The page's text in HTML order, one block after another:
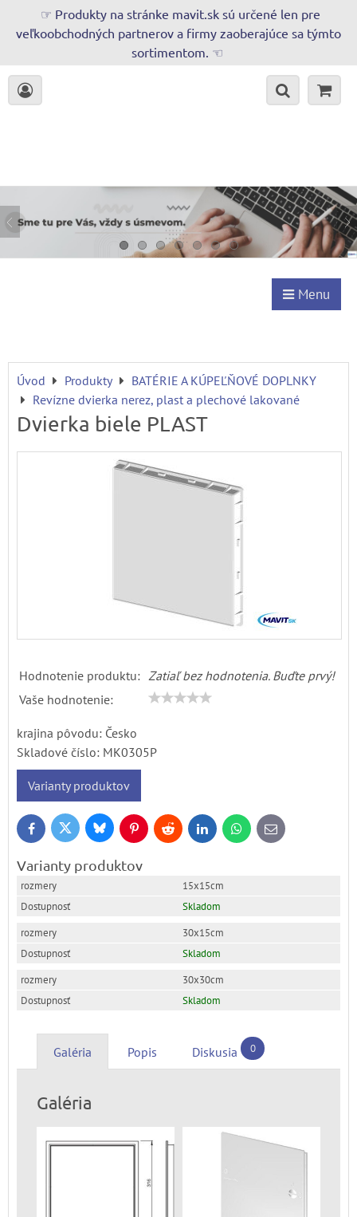
☞ Produkty na stránke mavit.sk sú určené len pre
veľkoobchodných partnerov a firmy zaoberajúce sa týmto
sortimentom. ☜
Menu
Úvod Produkty
BATÉRIE A KÚPEĽŇOVÉ DOPLNKY
Revízne dvierka nerez, plast a plechové lakované
Dvierka biele PLAST
Hodnotenie produktu: Zatiaľ bez hodnotenia. Buďte prvý!
Vaše hodnotenie:
krajina pôvodu: Česko
Skladové číslo: MK0305P
Varianty produktov
FacebookTwitter BlueskyPinterestReddit LinkedInWhatsApp
E-
mail
Varianty produktov
15x15cm
Skladom
30x15cm
Skladom
30x30cm
Skladom
Galéria Popis Diskusia 0
Galéria